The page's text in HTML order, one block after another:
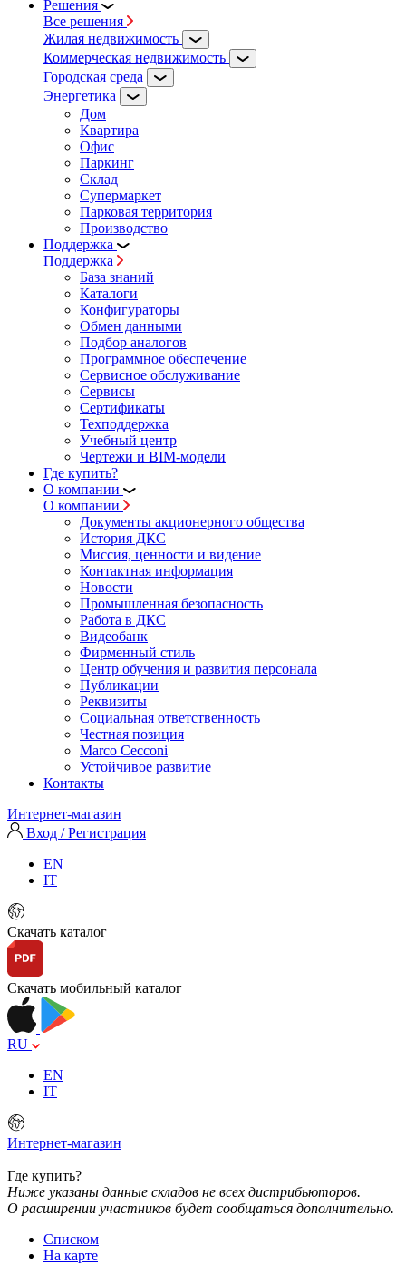
Решения
Все решения
Жилая недвижимость
Коммерческая недвижимость
Городская среда
Энергетика
Дом
Квартира
Офис
Паркинг
Склад
Супермаркет
Парковая территория
Производство
Поддержка
Поддержка
База знаний
Каталоги
Конфигураторы
Обмен данными
Подбор аналогов
Программное обеспечение
Сервисное обслуживание
Сервисы
Сертификаты
Техподдержка
Учебный центр
Чертежи и BIM-модели
Где купить?
О компании
О компании
Документы акционерного общества
История ДКС
Миссия, ценности и видение
Контактная информация
Новости
Промышленная безопасность
Работа в ДКС
Видеобанк
Фирменный стиль
Центр обучения и развития персонала
Публикации
Реквизиты
Социальная ответственность
Честная позиция
Marco Cecconi
Устойчивое развитие
Контакты
Интернет-магазин
Вход / Регистрация
EN
IT
Скачать каталог
Скачать мобильный каталог
RU
EN
IT
Интернет-магазин
Где купить?
Ниже указаны данные складов не всех дистрибьюторов.
О расширении участников будет сообщаться дополнительно.
Списком
На карте